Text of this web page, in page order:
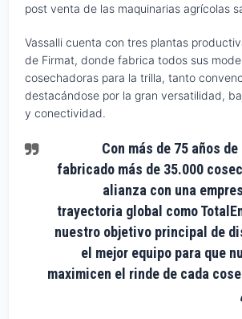
post venta de las maquinarias agrícolas
Vassalli cuenta con tres plantas
de Firmat, donde fabrica todos sus
cosechadoras para la trilla, tanto
destacándose por la gran versatilidad,
y conectividad.
Con más de 75 años
fabricado más de 35.000
alianza con una
trayectoria global como
nuestro objetivo principal de
el mejor equipo para que
maximicen el rinde de cada